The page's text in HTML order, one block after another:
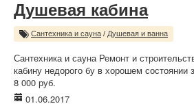
Душевая кабина
Сантехника и сауна / Душевая и ванна
Сантехника и сауна Ремонт и
кабину недорого бу в хорошем состоянии
8 000 руб.
01.06.2017